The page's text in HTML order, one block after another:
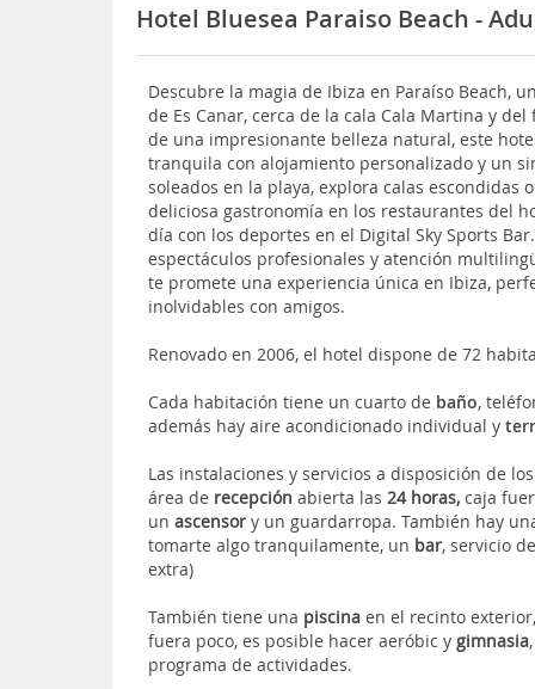
Hotel Bluesea Paraiso Beach -
Descubre la magia de Ibiza en Paraíso Beach,
de Es Canar, cerca de la cala Cala Martina y
de una impresionante belleza natural, este
tranquila con alojamiento personalizado y un
soleados en la playa, explora calas escondidas
deliciosa gastronomía en los restaurantes del
día con los deportes en el Digital Sky Sports
espectáculos profesionales y atención
te promete una experiencia única en Ibiza,
inolvidables con amigos.
Renovado en 2006, el hotel dispone de 72
Cada habitación tiene un cuarto de baño,
además hay aire acondicionado individual y
Las instalaciones y servicios a disposición de
área de recepciónabierta las 24 horas, caja
unascensory un guardarropa. También hay
tomarte algo tranquilamente, un bar, servicio
extra)
También tiene una piscinaen el recinto
fuera poco, es posible hacer aeróbic y gimnasia
programa de actividades.